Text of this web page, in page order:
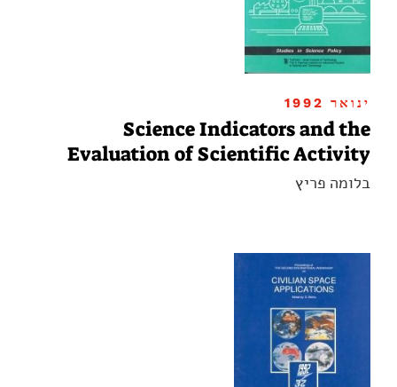
ינואר 1992
Science Indicators and the
Evaluation of Scientific Activity
בלומה פריץ